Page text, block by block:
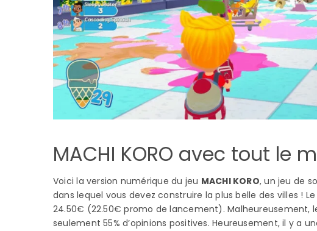
MACHI KORO avec tout le
Voici la version numérique du jeu MACHI KORO, un jeu de
dans lequel vous devez construire la plus belle des villes !
24.50€ (22.50€ promo de lancement). Malheureusement,
seulement 55% d’opinions positives. Heureusement, il y a